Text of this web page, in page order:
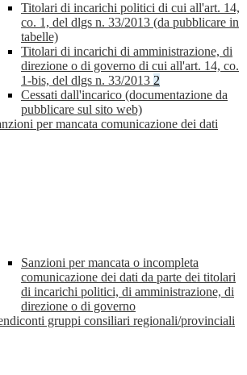
Titolari di incarichi politici di cui all'art. 14,
co. 1, del dlgs n. 33/2013 (da pubblicare in
tabelle)
Titolari di incarichi di amministrazione, di
direzione o di governo di cui all'art. 14, co.
1-bis, del dlgs n. 33/2013 2
Cessati dall'incarico (documentazione da
pubblicare sul sito web)
per mancata comunicazione dei dati
Sanzioni per mancata o incompleta
comunicazione dei dati da parte dei titolari
di incarichi politici, di amministrazione, di
direzione o di governo
gruppi consiliari regionali/provinciali